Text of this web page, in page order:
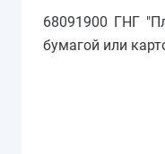
68091900 ГНГ
бумагой или